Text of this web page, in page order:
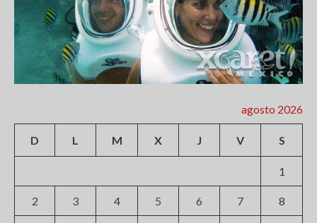
agosto 2026
D L M X J V S
1
2 3 4 5 6 7 8